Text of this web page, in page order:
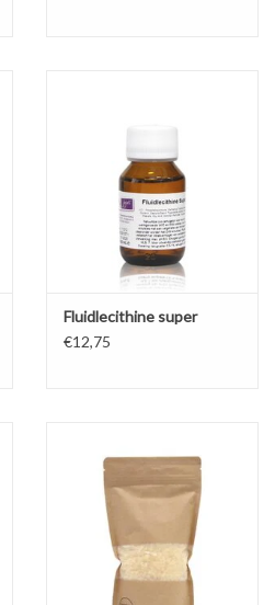
Fluidlecithine super
€12,75